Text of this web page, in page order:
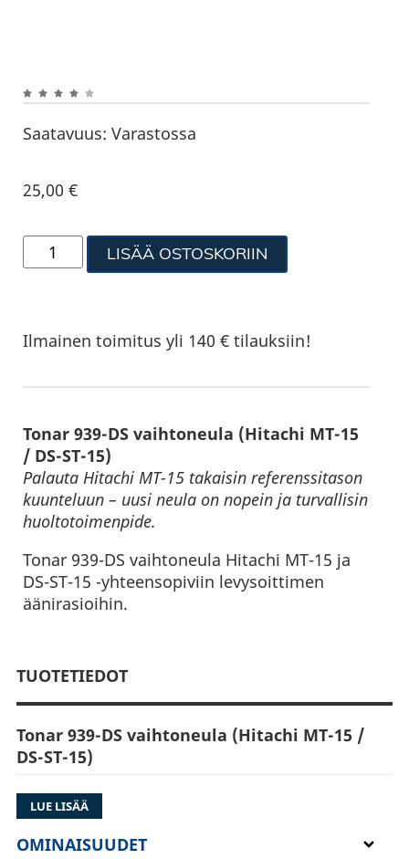
Saatavuus: Varastossa
25,00€
LISÄÄ OSTOSKORIIN
Ilmainen toimitus yli 140 € tilauksiin!
Tonar 939-DS vaihtoneula (Hitachi MT-15
/ DS-ST-15)
Palauta Hitachi MT-15 takaisin referenssitason
kuunteluun – uusi neula on nopein ja turvallisin
huoltotoimenpide.
Tonar 939-DS vaihtoneula Hitachi MT-15 ja
DS-ST-15 -yhteensopiviin levysoittimen
äänirasioihin.
TUOTETIEDOT
Tonar 939-DS vaihtoneula (Hitachi MT-15 /
DS-ST-15)
Tonar 939-DS on tarvikevaihtoneula Hitachi MT-
15 ja DS-ST-15 -äänirasioihin. Se palauttaa
uraseurannan ja suojaa levyjä kulumiselta.
LUE LISÄÄ
OMINAISUUDET